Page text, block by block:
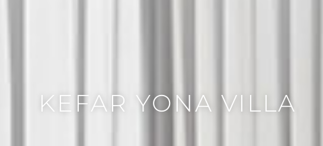
KEFAR YONA VILLA